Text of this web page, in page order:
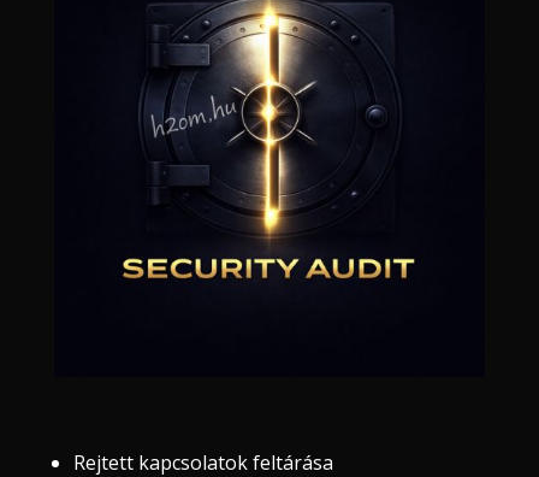
Rejtett kapcsolatok feltárása